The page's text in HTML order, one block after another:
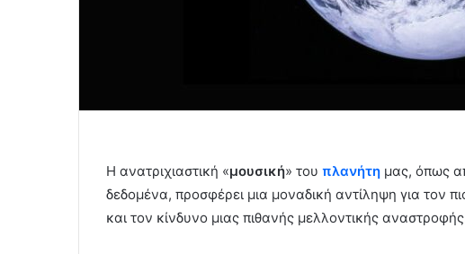
Η ανατριχιαστική «μουσική» του πλανήτη μας, όπως
δεδομένα, προσφέρει μια μοναδική αντίληψη για τον
και τον κίνδυνο μιας πιθανής μελλοντικής